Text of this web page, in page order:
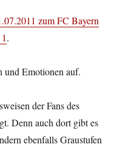
zum FC Bayern
.
und Emotionen auf.
der Fans des
Denn auch dort gibt es
ebenfalls Graustufen